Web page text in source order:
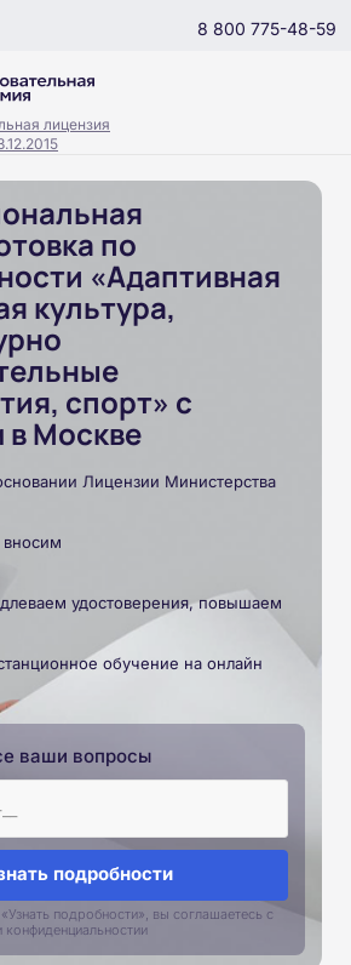
8 800 775-48-59
лицензия
по
«Адаптивная
культура,
спорт» с
Москве
Лицензии Министерства
вносим
удостоверения, повышаем
обучение на онлайн
ваши вопросы
подробности
подробности», вы соглашаетесь с
конфиденциальностии